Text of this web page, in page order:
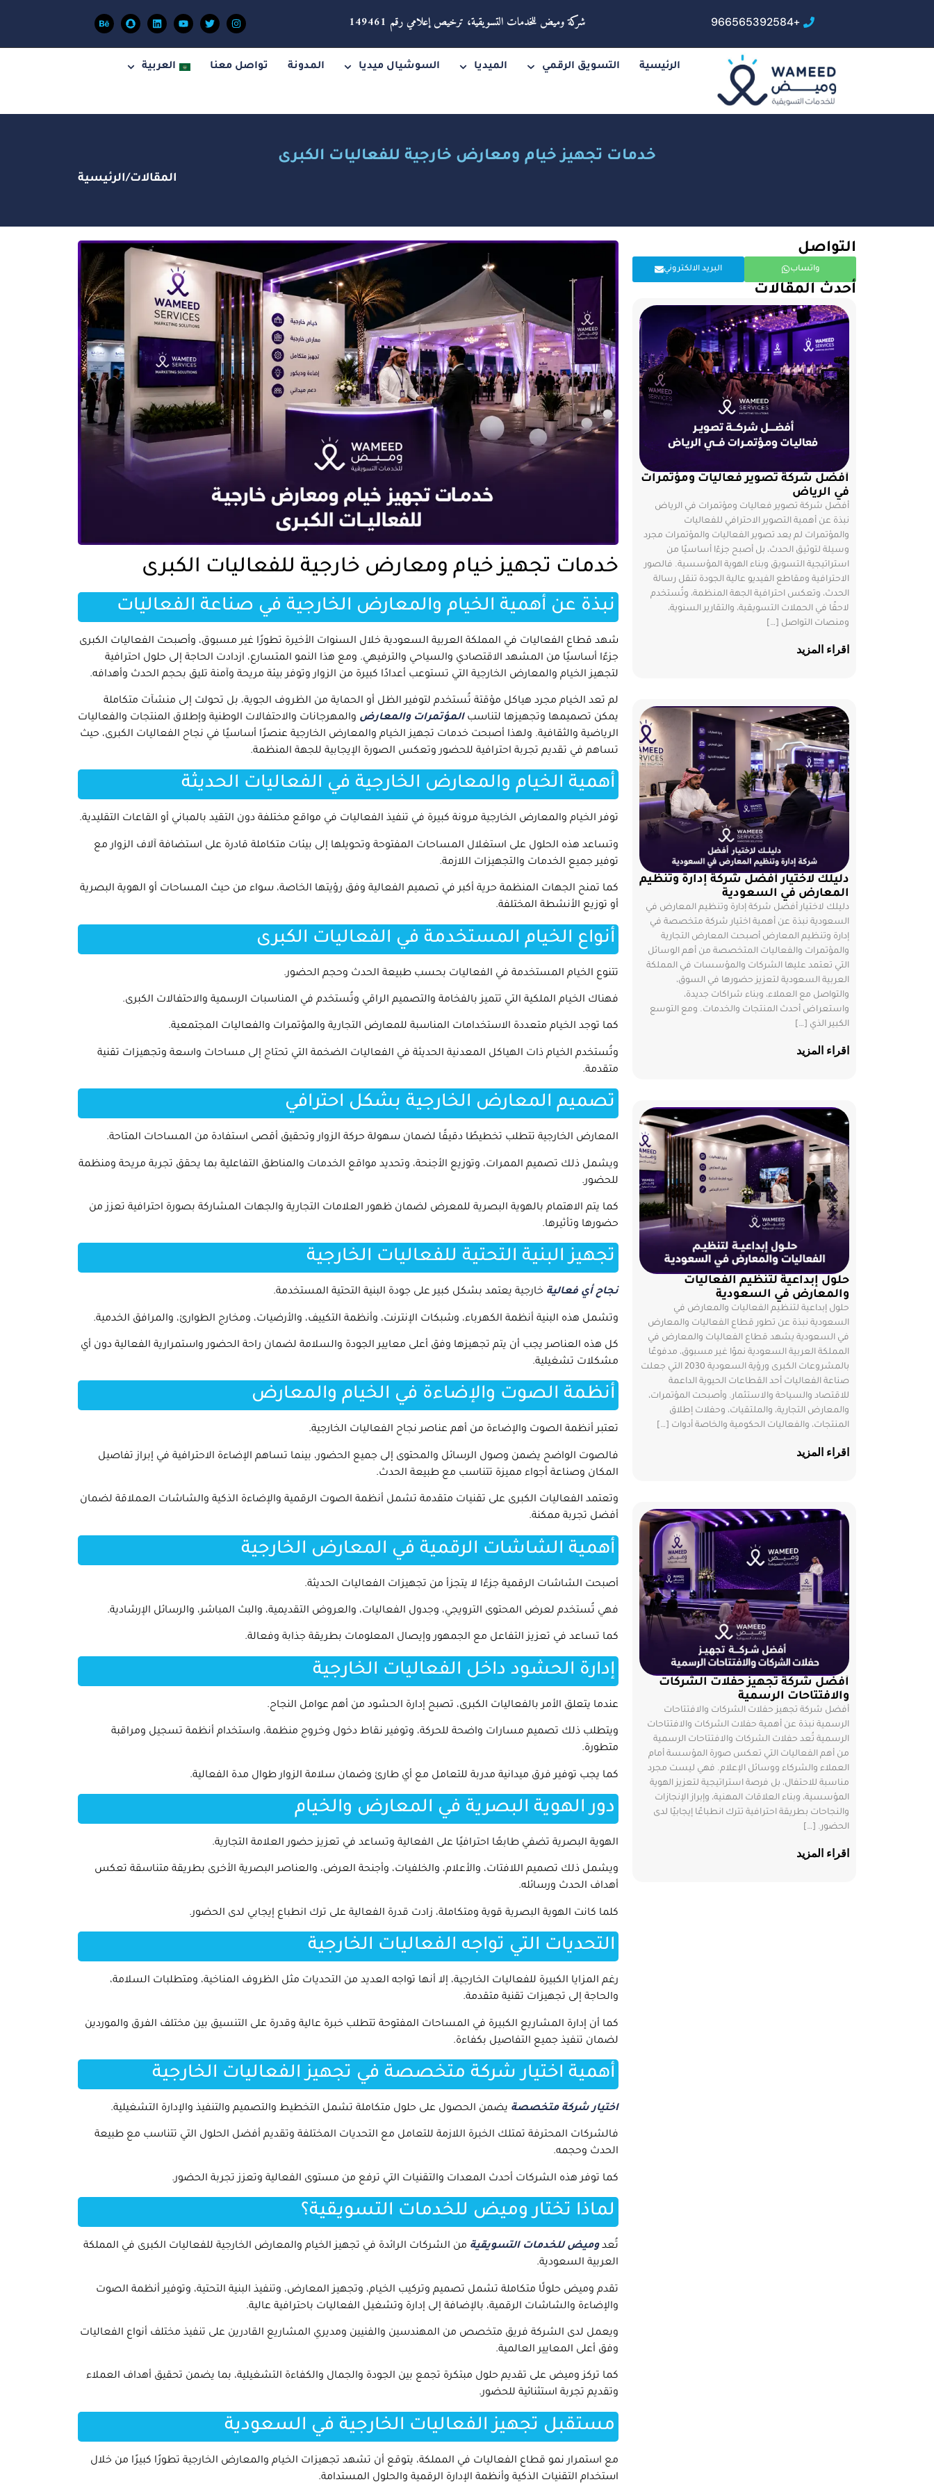
+966565392584 شركة وميض للخدمات التسويقية، ترخيص إعلامي رقم 149461
الرئيسية التسويق الرقمي الميديا السوشيال ميديا المدونة تواصل معنا العربية
خدمات تجهيز خيام ومعارض خارجية للفعاليات الكبرى
الرئيسية/المقالات
التواصل
واتساب البريد الالكتروني
أحدث المقالات
أفضل شركة تصوير فعاليات ومؤتمرات
في الرياض
أفضل شركة تصوير فعاليات ومؤتمرات في الرياض
نبذة عن أهمية التصوير الاحترافي للفعاليات
والمؤتمرات لم يعد تصوير الفعاليات والمؤتمرات مجرد
وسيلة لتوثيق الحدث، بل أصبح جزءًا أساسيًا من
استراتيجية التسويق وبناء الهوية المؤسسية. فالصور
الاحترافية ومقاطع الفيديو عالية الجودة تنقل رسالة
الحدث، وتعكس احترافية الجهة المنظمة، وتُستخدم
لاحقًا في الحملات التسويقية، والتقارير السنوية،
ومنصات التواصل […]
اقراء المزيد
دليلك لاختيار أفضل شركة إدارة وتنظيم
المعارض في السعودية
دليلك لاختيار أفضل شركة إدارة وتنظيم المعارض في
السعودية نبذة عن أهمية اختيار شركة متخصصة في
إدارة وتنظيم المعارض أصبحت المعارض التجارية
والمؤتمرات والفعاليات المتخصصة من أهم الوسائل
التي تعتمد عليها الشركات والمؤسسات في المملكة
العربية السعودية لتعزيز حضورها في السوق،
والتواصل مع العملاء، وبناء شراكات جديدة،
واستعراض أحدث المنتجات والخدمات. ومع التوسع
الكبير الذي […]
اقراء المزيد
حلول إبداعية لتنظيم الفعاليات
والمعارض في السعودية
حلول إبداعية لتنظيم الفعاليات والمعارض في
السعودية نبذة عن تطور قطاع الفعاليات والمعارض
في السعودية يشهد قطاع الفعاليات والمعارض في
المملكة العربية السعودية نموًا غير مسبوق، مدفوعًا
بالمشروعات الكبرى ورؤية السعودية 2030 التي جعلت
صناعة الفعاليات أحد القطاعات الحيوية الداعمة
للاقتصاد والسياحة والاستثمار. وأصبحت المؤتمرات،
والمعارض التجارية، والملتقيات، وحفلات إطلاق
المنتجات، والفعاليات الحكومية والخاصة أدوات […]
اقراء المزيد
أفضل شركة تجهيز حفلات الشركات
والافتتاحات الرسمية
أفضل شركة تجهيز حفلات الشركات والافتتاحات
الرسمية نبذة عن أهمية حفلات الشركات والافتتاحات
الرسمية تُعد حفلات الشركات والافتتاحات الرسمية
من أهم الفعاليات التي تعكس صورة المؤسسة أمام
العملاء والشركاء ووسائل الإعلام. فهي ليست مجرد
مناسبة للاحتفال، بل فرصة استراتيجية لتعزيز الهوية
المؤسسية، وبناء العلاقات المهنية، وإبراز الإنجازات
والنجاحات بطريقة احترافية تترك انطباعًا إيجابيًا لدى
الحضور. […]
اقراء المزيد
خدمات تجهيز خيام ومعارض خارجية للفعاليات الكبرى
نبذة عن أهمية الخيام والمعارض الخارجية في صناعة الفعاليات
شهد قطاع الفعاليات في المملكة العربية السعودية خلال السنوات الأخيرة تطورًا غير مسبوق، وأصبحت الفعاليات الكبرى
جزءًا أساسيًا من المشهد الاقتصادي والسياحي والترفيهي. ومع هذا النمو المتسارع، ازدادت الحاجة إلى حلول احترافية
لتجهيز الخيام والمعارض الخارجية التي تستوعب أعدادًا كبيرة من الزوار وتوفر بيئة مريحة وآمنة تليق بحجم الحدث وأهدافه.
لم تعد الخيام مجرد هياكل مؤقتة تُستخدم لتوفير الظل أو الحماية من الظروف الجوية، بل تحولت إلى منشآت متكاملة
يمكن تصميمها وتجهيزها لتناسبالمؤتمرات والمعارض والمهرجانات والاحتفالات الوطنية وإطلاق المنتجات والفعاليات
الرياضية والثقافية. ولهذا أصبحت خدمات تجهيز الخيام والمعارض الخارجية عنصرًا أساسيًا في نجاح الفعاليات الكبرى، حيث
تساهم في تقديم تجربة احترافية للحضور وتعكس الصورة الإيجابية للجهة المنظمة.
أهمية الخيام والمعارض الخارجية في الفعاليات الحديثة
توفر الخيام والمعارض الخارجية مرونة كبيرة في تنفيذ الفعاليات في مواقع مختلفة دون التقيد بالمباني أو القاعات التقليدية.
وتساعد هذه الحلول على استغلال المساحات المفتوحة وتحويلها إلى بيئات متكاملة قادرة على استضافة آلاف الزوار مع
توفير جميع الخدمات والتجهيزات اللازمة.
كما تمنح الجهات المنظمة حرية أكبر في تصميم الفعالية وفق رؤيتها الخاصة، سواء من حيث المساحات أو الهوية البصرية
أو توزيع الأنشطة المختلفة.
أنواع الخيام المستخدمة في الفعاليات الكبرى
تتنوع الخيام المستخدمة في الفعاليات بحسب طبيعة الحدث وحجم الحضور.
فهناك الخيام الملكية التي تتميز بالفخامة والتصميم الراقي وتُستخدم في المناسبات الرسمية والاحتفالات الكبرى.
كما توجد الخيام متعددة الاستخدامات المناسبة للمعارض التجارية والمؤتمرات والفعاليات المجتمعية.
وتُستخدم الخيام ذات الهياكل المعدنية الحديثة في الفعاليات الضخمة التي تحتاج إلى مساحات واسعة وتجهيزات تقنية
متقدمة.
تصميم المعارض الخارجية بشكل احترافي
المعارض الخارجية تتطلب تخطيطًا دقيقًا لضمان سهولة حركة الزوار وتحقيق أقصى استفادة من المساحات المتاحة.
ويشمل ذلك تصميم الممرات، وتوزيع الأجنحة، وتحديد مواقع الخدمات والمناطق التفاعلية بما يحقق تجربة مريحة ومنظمة
للحضور.
كما يتم الاهتمام بالهوية البصرية للمعرض لضمان ظهور العلامات التجارية والجهات المشاركة بصورة احترافية تعزز من
حضورها وتأثيرها.
تجهيز البنية التحتية للفعاليات الخارجية
نجاح أي فعالية خارجية يعتمد بشكل كبير على جودة البنية التحتية المستخدمة.
وتشمل هذه البنية أنظمة الكهرباء، وشبكات الإنترنت، وأنظمة التكييف، والأرضيات، ومخارج الطوارئ، والمرافق الخدمية.
كل هذه العناصر يجب أن يتم تجهيزها وفق أعلى معايير الجودة والسلامة لضمان راحة الحضور واستمرارية الفعالية دون أي
مشكلات تشغيلية.
أنظمة الصوت والإضاءة في الخيام والمعارض
تعتبر أنظمة الصوت والإضاءة من أهم عناصر نجاح الفعاليات الخارجية.
فالصوت الواضح يضمن وصول الرسائل والمحتوى إلى جميع الحضور، بينما تساهم الإضاءة الاحترافية في إبراز تفاصيل
المكان وصناعة أجواء مميزة تتناسب مع طبيعة الحدث.
وتعتمد الفعاليات الكبرى على تقنيات متقدمة تشمل أنظمة الصوت الرقمية والإضاءة الذكية والشاشات العملاقة لضمان
أفضل تجربة ممكنة.
أهمية الشاشات الرقمية في المعارض الخارجية
أصبحت الشاشات الرقمية جزءًا لا يتجزأ من تجهيزات الفعاليات الحديثة.
فهي تُستخدم لعرض المحتوى الترويجي، وجدول الفعاليات، والعروض التقديمية، والبث المباشر، والرسائل الإرشادية.
كما تساعد في تعزيز التفاعل مع الجمهور وإيصال المعلومات بطريقة جذابة وفعالة.
إدارة الحشود داخل الفعاليات الخارجية
عندما يتعلق الأمر بالفعاليات الكبرى، تصبح إدارة الحشود من أهم عوامل النجاح.
ويتطلب ذلك تصميم مسارات واضحة للحركة، وتوفير نقاط دخول وخروج منظمة، واستخدام أنظمة تسجيل ومراقبة
متطورة.
كما يجب توفير فرق ميدانية مدربة للتعامل مع أي طارئ وضمان سلامة الزوار طوال مدة الفعالية.
دور الهوية البصرية في المعارض والخيام
الهوية البصرية تضفي طابعًا احترافيًا على الفعالية وتساعد في تعزيز حضور العلامة التجارية.
ويشمل ذلك تصميم اللافتات، والأعلام، والخلفيات، وأجنحة العرض، والعناصر البصرية الأخرى بطريقة متناسقة تعكس
أهداف الحدث ورسائله.
كلما كانت الهوية البصرية قوية ومتكاملة، زادت قدرة الفعالية على ترك انطباع إيجابي لدى الحضور.
التحديات التي تواجه الفعاليات الخارجية
رغم المزايا الكبيرة للفعاليات الخارجية، إلا أنها تواجه العديد من التحديات مثل الظروف المناخية، ومتطلبات السلامة،
والحاجة إلى تجهيزات تقنية متقدمة.
كما أن إدارة المشاريع الكبيرة في المساحات المفتوحة تتطلب خبرة عالية وقدرة على التنسيق بين مختلف الفرق والموردين
لضمان تنفيذ جميع التفاصيل بكفاءة.
أهمية اختيار شركة متخصصة في تجهيز الفعاليات الخارجية
اختيار شركة متخصصة يضمن الحصول على حلول متكاملة تشمل التخطيط والتصميم والتنفيذ والإدارة التشغيلية.
فالشركات المحترفة تمتلك الخبرة اللازمة للتعامل مع التحديات المختلفة وتقديم أفضل الحلول التي تتناسب مع طبيعة
الحدث وحجمه.
كما توفر هذه الشركات أحدث المعدات والتقنيات التي ترفع من مستوى الفعالية وتعزز تجربة الحضور.
لماذا تختار وميض للخدمات التسويقية؟
تُعدوميض للخدمات التسويقية من الشركات الرائدة في تجهيز الخيام والمعارض الخارجية للفعاليات الكبرى في المملكة
العربية السعودية.
تقدم وميض حلولًا متكاملة تشمل تصميم وتركيب الخيام، وتجهيز المعارض، وتنفيذ البنية التحتية، وتوفير أنظمة الصوت
والإضاءة والشاشات الرقمية، بالإضافة إلى إدارة وتشغيل الفعاليات باحترافية عالية.
ويعمل لدى الشركة فريق متخصص من المهندسين والفنيين ومديري المشاريع القادرين على تنفيذ مختلف أنواع الفعاليات
وفق أعلى المعايير العالمية.
كما تركز وميض على تقديم حلول مبتكرة تجمع بين الجودة والجمال والكفاءة التشغيلية، بما يضمن تحقيق أهداف العملاء
وتقديم تجربة استثنائية للحضور.
مستقبل تجهيز الفعاليات الخارجية في السعودية
مع استمرار نمو قطاع الفعاليات في المملكة، يتوقع أن تشهد تجهيزات الخيام والمعارض الخارجية تطورًا كبيرًا من خلال
استخدام التقنيات الذكية وأنظمة الإدارة الرقمية والحلول المستدامة.